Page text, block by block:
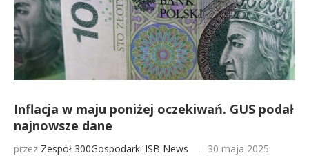
Inflacja w maju poniżej oczekiwań. GUS podał
najnowsze dane
przez Zespół 300Gospodarki ISB News 30 maja 2025